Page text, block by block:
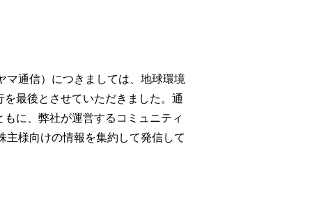
マ通信）につきましては、地球環境
最後とさせていただきました。通
に、弊社が運営するコミュニティ
様向けの情報を集約して発信して